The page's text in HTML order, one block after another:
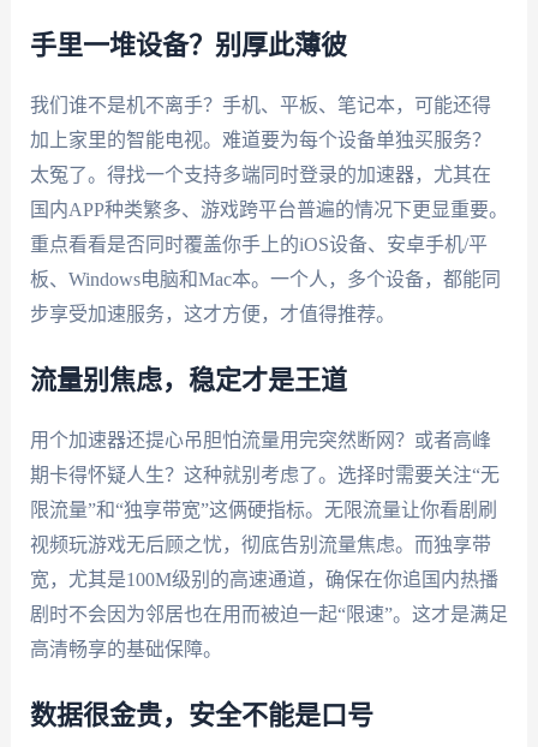
手里一堆设备？别厚此薄彼
我们谁不是机不离手？手机、平板、笔记本，可能还得
加上家里的智能电视。难道要为每个设备单独买服务？
太冤了。得找一个支持多端同时登录的加速器，尤其在
国内APP种类繁多、游戏跨平台普遍的情况下更显重要。
重点看看是否同时覆盖你手上的iOS设备、安卓手机/平
板、Windows电脑和Mac本。一个人，多个设备，都能同
步享受加速服务，这才方便，才值得推荐。
流量别焦虑，稳定才是王道
用个加速器还提心吊胆怕流量用完突然断网？或者高峰
期卡得怀疑人生？这种就别考虑了。选择时需要关注“无
限流量”和“独享带宽”这俩硬指标。无限流量让你看剧刷
视频玩游戏无后顾之忧，彻底告别流量焦虑。而独享带
宽，尤其是100M级别的高速通道，确保在你追国内热播
剧时不会因为邻居也在用而被迫一起“限速”。这才是满足
高清畅享的基础保障。
数据很金贵，安全不能是口号